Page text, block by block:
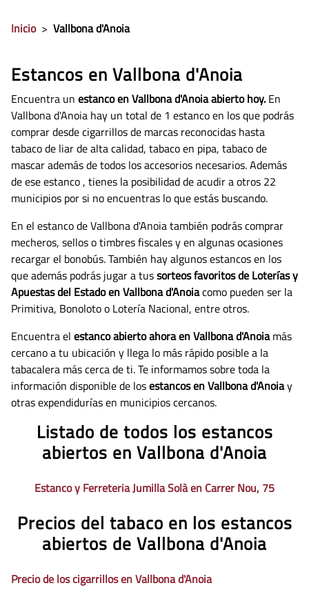
Inicio > Vallbona d'Anoia
Estancos en Vallbona d'Anoia
Encuentra un estanco en Vallbona d'Anoia abierto hoy. En
Vallbona d'Anoia hay un total de 1 estanco en los que podrás
comprar desde cigarrillos de marcas reconocidas hasta
tabaco de liar de alta calidad, tabaco en pipa, tabaco de
mascar además de todos los accesorios necesarios.Además
de ese estanco , tienes la posibilidad de acudir a otros 22
municipios por si no encuentras lo que estás buscando.
En el estanco de Vallbona d'Anoia también podrás comprar
mecheros, sellos o timbres fiscales y en algunas ocasiones
recargar el bonobús. También hay algunos estancos en los
que además podrás jugar a tussorteos favoritos de Loterías y
Apuestas del Estado en Vallbona d'Anoiacomo pueden ser la
Primitiva, Bonoloto o Lotería Nacional, entre otros.
Encuentra el estanco abierto ahora en Vallbona d'Anoiamás
cercano a tu ubicación y llega lo más rápido posible a la
tabacalera más cerca de ti. Te informamos sobre toda la
información disponible de losestancos en Vallbona d'Anoiay
otras expendidurías en municipios cercanos.
Listado de todos los estancos
abiertos en Vallbona d'Anoia
Estanco y Ferreteria Jumilla Solà en Carrer Nou, 75
Precios del tabaco en los estancos
abiertos de Vallbona d'Anoia
Precio de los cigarrillos en Vallbona d'Anoia